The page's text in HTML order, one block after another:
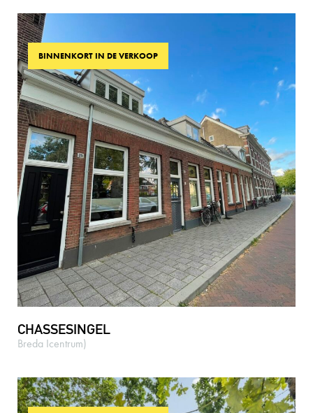
BINNENKORT IN DE VERKOOP
CHASSESINGEL
Breda Icentrum)